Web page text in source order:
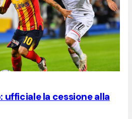
ufficiale la cessione alla